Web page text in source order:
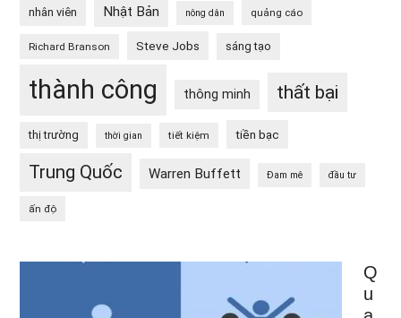
nhân viên Nhật Bản nông dân quảng cáo
Richard Branson Steve Jobs sáng tạo
thành công thông minh thất bại
thị trường thời gian tiết kiệm tiền bạc
Trung Quốc Warren Buffett Đam mê đầu tư
ấn độ
Q
u